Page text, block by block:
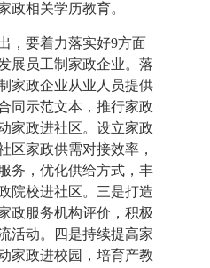
政相关学历教育。
，要着力落实好9方面
展员工制家政企业。落
家政企业从业人员提供
同示范文本，推行家政
家政进社区。设立家政
区家政供需对接效率，
务，优化供给方式，丰
院校进社区。三是打造
政服务机构评价，积极
活动。四是持续提高家
家政进校园，培育产教